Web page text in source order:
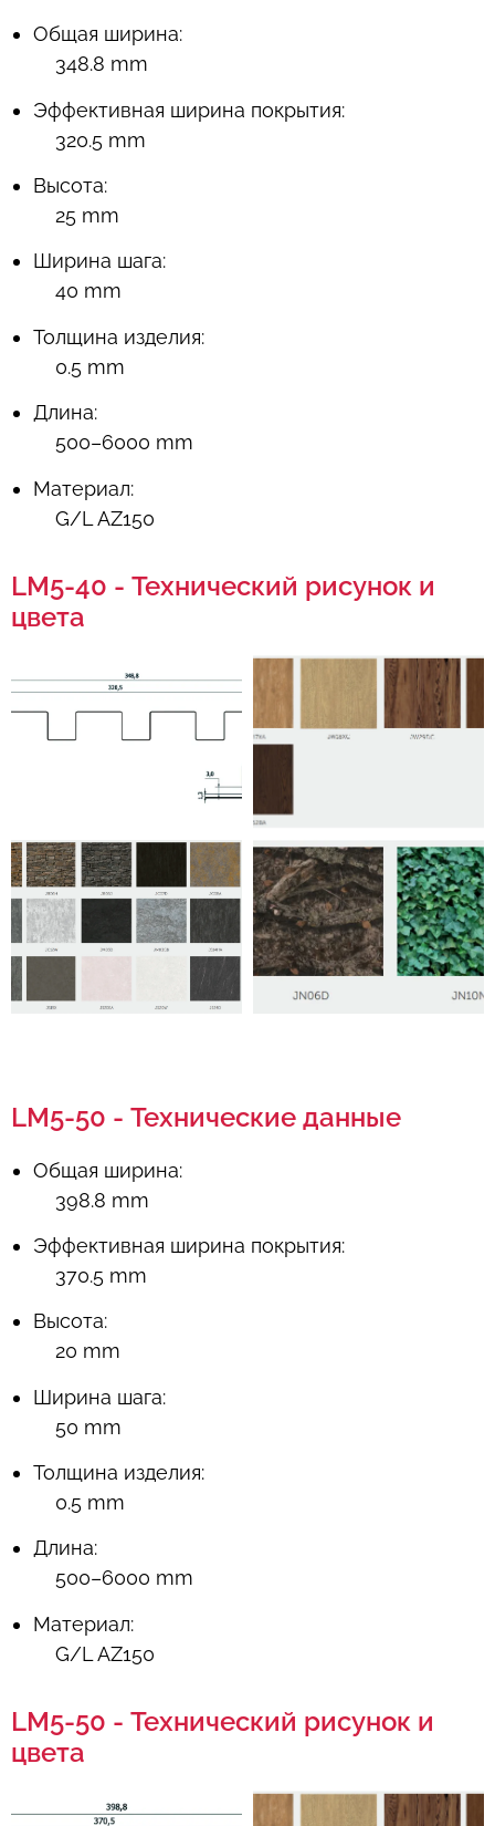
Общая ширина:
348.8 mm
Эффективная ширина покрытия:
320.5 mm
Высота:
25 mm
Ширина шага:
40 mm
Толщина изделия:
0.5 mm
Длина:
500–6000 mm
Материал:
G/L AZ150
LM5-40 - Технический рисунок и
цвета
LM5-50 - Технические данные
Общая ширина:
398.8 mm
Эффективная ширина покрытия:
370.5 mm
Высота:
20 mm
Ширина шага:
50 mm
Толщина изделия:
0.5 mm
Длина:
500–6000 mm
Материал:
G/L AZ150
LM5-50 - Технический рисунок и
цвета